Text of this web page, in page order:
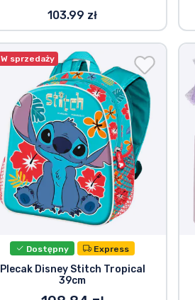
103.99 zł
W sprzedaży
Dostępny Express
Plecak Disney Stitch Tropical
39cm